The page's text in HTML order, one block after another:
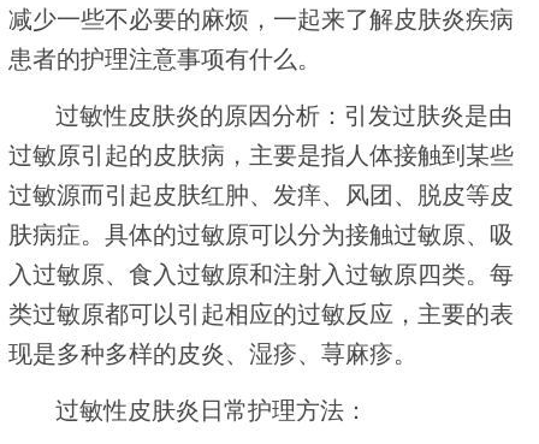
减少一些不必要的麻烦，一起来了解皮肤炎疾病
患者的护理注意事项有什么。
过敏性皮肤炎的原因分析：引发过肤炎是由
过敏原引起的皮肤病，主要是指人体接触到某些
过敏源而引起皮肤红肿、发痒、风团、脱皮等皮
肤病症。具体的过敏原可以分为接触过敏原、吸
入过敏原、食入过敏原和注射入过敏原四类。每
类过敏原都可以引起相应的过敏反应，主要的表
现是多种多样的皮炎、湿疹、荨麻疹。
过敏性皮肤炎日常护理方法：